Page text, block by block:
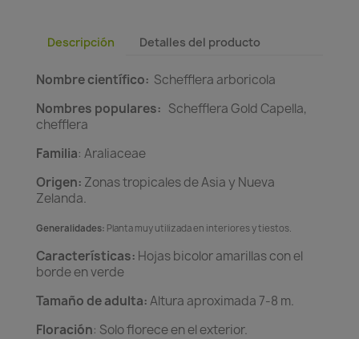
Descripción Detalles del producto
Nombre científico: Schefflera arboricola
Nombres populares: Schefflera Gold Capella,
chefflera
Familia: Araliaceae
Origen: Zonas tropicales de Asia y Nueva
Zelanda.
Generalidades: Planta muy utilizada en interiores y tiestos.
Características: Hojas bicolor amarillas con el
borde en verde
Tamaño de adulta:Altura aproximada 7-8 m.
Floración: Solo florece en el exterior.